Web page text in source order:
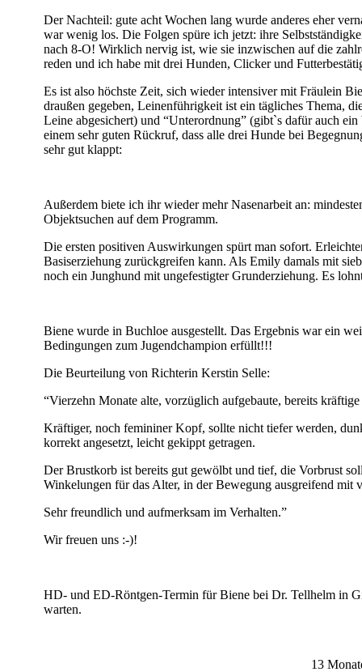
Der Nachteil: gute acht Wochen lang wurde anderes eher
war wenig los. Die Folgen spüre ich jetzt: ihre
nach 8-O! Wirklich nervig ist, wie sie inzwischen auf die
reden und ich habe mit drei Hunden, Clicker und
Es ist also höchste Zeit, sich wieder intensiver mit Fräulein
draußen gegeben, Leinenführigkeit ist ein tägliches Thema,
Leine abgesichert) und “Unterordnung” (gibt`s dafür auch
einem sehr guten Rückruf, dass alle drei Hunde bei
sehr gut klappt:
Außerdem biete ich ihr wieder mehr Nasenarbeit an:
Objektsuchen auf dem Programm.
Die ersten positiven Auswirkungen spürt man sofort.
Basiserziehung zurückgreifen kann. Als Emily damals mit
noch ein Junghund mit ungefestigter Grunderziehung. Es
Biene wurde in Buchloe ausgestellt. Das Ergebnis war ein
Bedingungen zum Jugendchampion erfüllt!!!
Die Beurteilung von Richterin Kerstin Selle:
“Vierzehn Monate alte, vorzüglich aufgebaute, bereits
Kräftiger, noch femininer Kopf, sollte nicht tiefer werden,
korrekt angesetzt, leicht gekippt getragen.
Der Brustkorb ist bereits gut gewölbt und tief, die Vorbrust
Winkelungen für das Alter, in der Bewegung ausgreifend mit
Sehr freundlich und aufmerksam im Verhalten.”
Wir freuen uns :-)!
HD- und ED-Röntgen-Termin für Biene bei Dr. Tellhelm in
warten.
13